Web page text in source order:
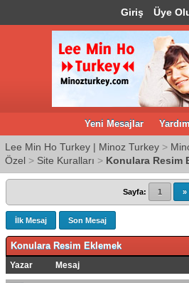
Giriş Üye
Yeni Mesajlar Yardım
Lee Min Ho Turkey | Minoz Turkey >
Özel > Site Kuralları > Konulara Resim
Sayfa: 1 »
İlk Mesaj Son Mesaj
Konulara Resim Eklemek
Yazar Mesaj